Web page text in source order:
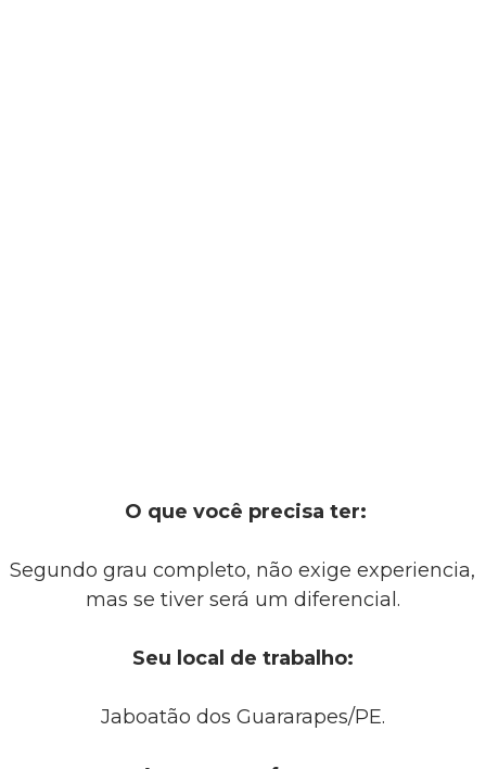
O que você precisa ter:
Segundo grau completo, não exige experiencia,
mas se tiver será um diferencial.
Seu local de trabalho:
Jaboatão dos Guararapes/PE.